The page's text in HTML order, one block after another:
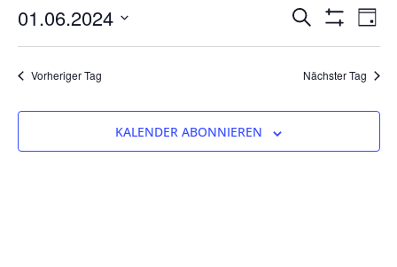
Suche
und
SUCHE TAG
01.06.2024
wählen.
Vorheriger Tag Nächster Tag
KALENDER ABONNIEREN